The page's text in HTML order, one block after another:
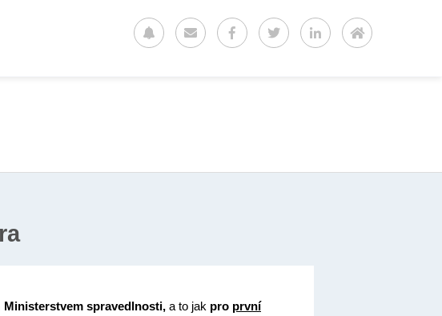
Ministerstvem spravedlnosti, a to jak pro první